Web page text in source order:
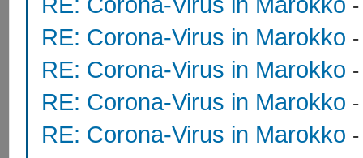
RE: Corona-Virus in Marokko
RE: Corona-Virus in Marokko
RE: Corona-Virus in Marokko
RE: Corona-Virus in Marokko